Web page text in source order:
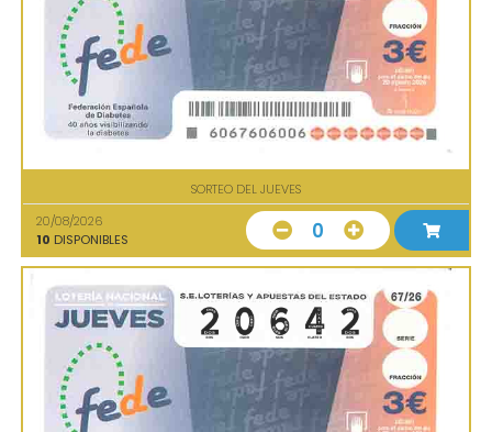
SORTEO DEL JUEVES
20/08/2026
10 DISPONIBLES 0